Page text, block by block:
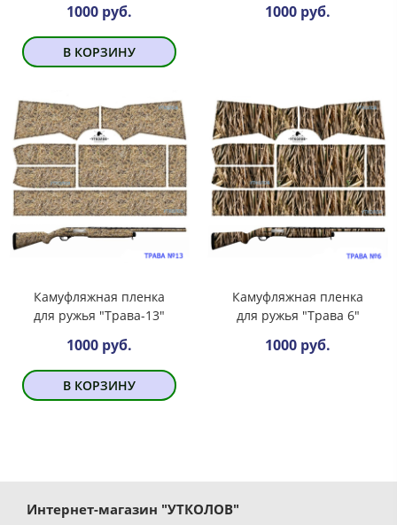
1000 руб.
В КОРЗИНУ
1000 руб.
Камуфляжная пленка
для ружья "Трава-13"
1000 руб.
В КОРЗИНУ
Камуфляжная пленка
для ружья "Трава 6"
1000 руб.
Интернет-магазин "УТКОЛОВ"